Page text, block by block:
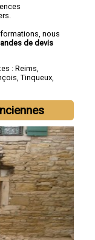
nous
de devis
: Reims,
, Tinqueux,